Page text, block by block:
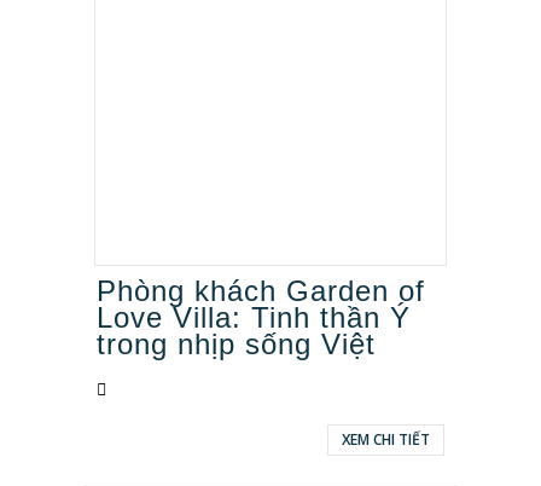
Phòng khách Garden of
Love Villa: Tinh thần Ý
trong nhịp sống Việt
XEM CHI TIẾT